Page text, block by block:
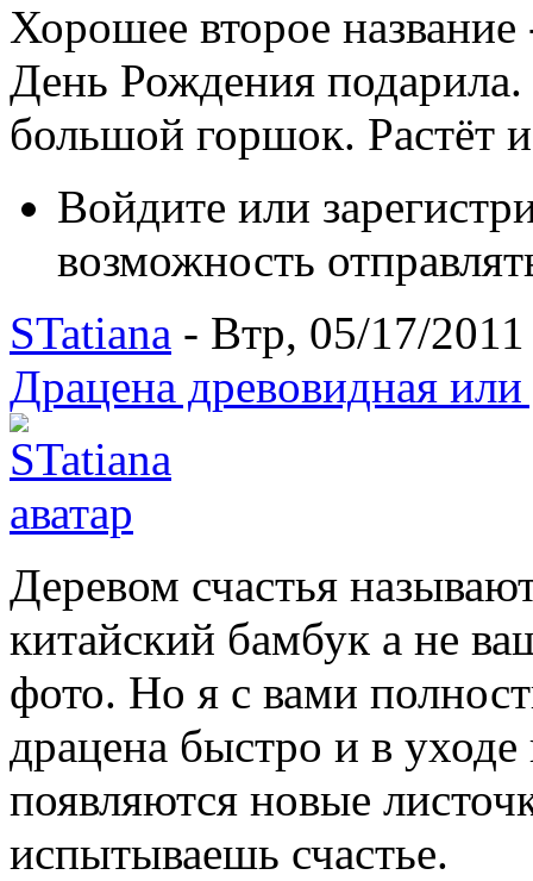
Хорошее второе
День Рождения подарила.
большой горшок. Растёт и
Войдите или
возможность
STatiana - Втр, 05/17/
Драцена древовидная или
Деревом счастья
китайский бамбук а не
фото. Но я с вами
драцена быстро и в
появляются новые
испытываешь счастье.